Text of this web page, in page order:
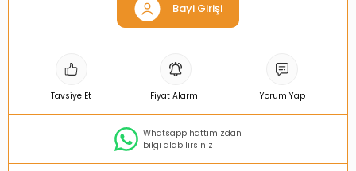
Bayi Girişi
Tavsiye Et Fiyat Alarmı Yorum Yap
Whatsapp hattımızdan
bilgi alabilirsiniz